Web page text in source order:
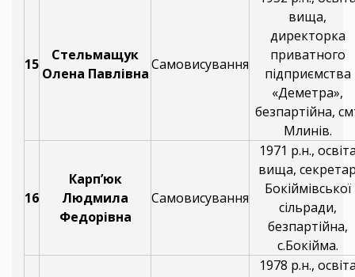
15
Стельмащук
Олена Павлівна
Самовисування
вища,
директорка
приватного
підприємства
«Деметра»,
безпартійна,
Млинів.
16
Карп’юк
Людмила
Федорівна
Самовисування
1971 р.н.,
вища,
Бокіймівської
сільради,
безпартійна,
с.Бокійма.
1978 р.н.,